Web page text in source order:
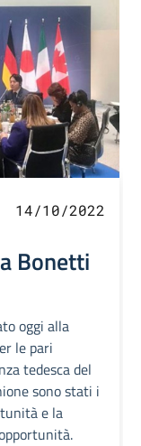
14/10/2022
Bonetti
oggi alla
le pari
tedesca del
sono stati i
e la